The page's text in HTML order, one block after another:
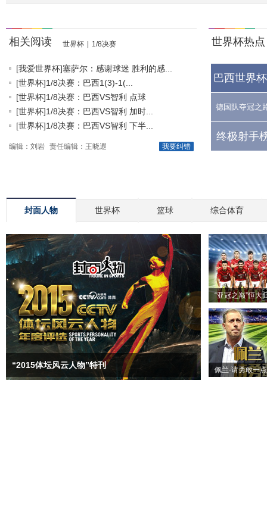
相关阅读 世界杯 1/8决赛
[我爱世界杯]塞萨尔：感谢球迷 胜利的感...
[世界杯]1/8决赛：巴西1(3)-1(...
[世界杯]1/8决赛：巴西VS智利 点球
[世界杯]1/8决赛：巴西VS智利 加时...
[世界杯]1/8决赛：巴西VS智利 下半...
我要纠错
编辑：刘岩 责任编辑：王晓遐
世界杯热点
巴西世界
德国队夺冠之
终极射手
封面人物 世界杯 篮球 综合体育
“2015体坛风云人物”特刊
“亚冠之巅”恒大
佩兰-请勇敢一点